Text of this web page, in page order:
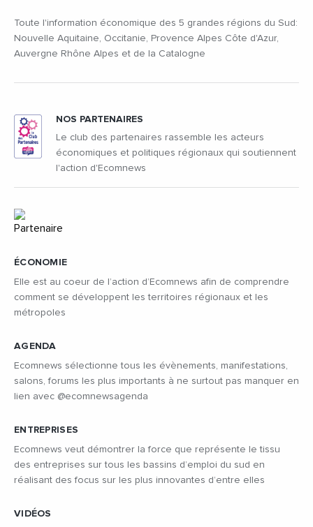
Toute l'information économique des 5 grandes régions du Sud:
Nouvelle Aquitaine, Occitanie, Provence Alpes Côte d'Azur,
Auvergne Rhône Alpes et de la Catalogne
ÉCONOMIE
Elle est au coeur de l’action d’Ecomnews afin de comprendre
comment se développent les territoires régionaux et les
métropoles
AGENDA
Ecomnews sélectionne tous les évènements, manifestations,
salons, forums les plus importants à ne surtout pas manquer en
lien avec @ecomnewsagenda
ENTREPRISES
Ecomnews veut démontrer la force que représente le tissu
des entreprises sur tous les bassins d’emploi du sud en
réalisant des focus sur les plus innovantes d’entre elles
VIDÉOS
NOS PARTENAIRES
Le club des partenaires rassemble les acteurs
économiques et politiques régionaux qui soutiennent
l'action d'Ecomnews